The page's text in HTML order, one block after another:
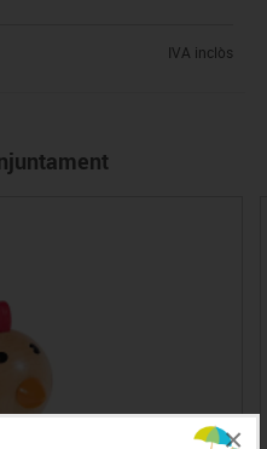
×
IVA inclòs